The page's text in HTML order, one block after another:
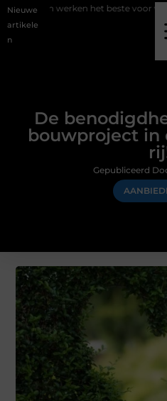
Nieuwe
artikele
n
het beste voor vastgoedmarketing?
De
bouwproject in
Gepubliceerd